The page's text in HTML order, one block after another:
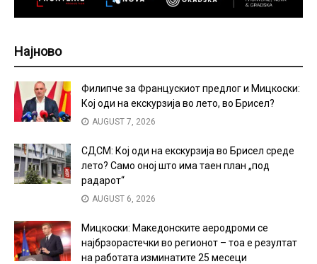
Најново
Филипче за Францускиот предлог и Мицкоски:
Кој оди на екскурзија во лето, во Брисел?
AUGUST 7, 2026
СДСМ: Кој оди на екскурзија во Брисел среде
лето? Само оној што има таен план „под
радарот“
AUGUST 6, 2026
Мицкоски: Македонските аеродроми се
најбрзорастечки во регионот – тоа е резултат
на работата изминатите 25 месеци